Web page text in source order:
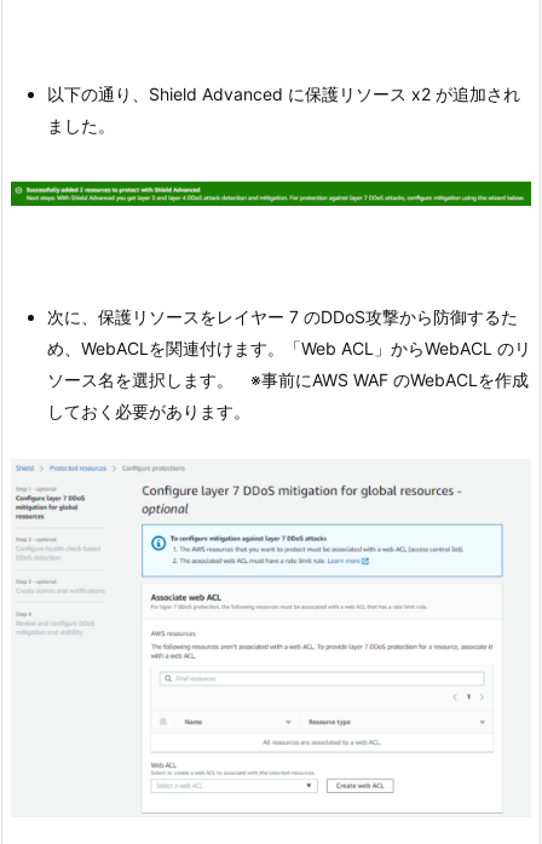
以下の通り、Shield Advanced に保護リソース x2 が追加され
ました。
次に、保護リソースをレイヤー 7 のDDoS攻撃から防御するた
め、WebACLを関連付けます。「Web ACL」からWebACL のリ
ソース名を選択します。 ※事前にAWS WAF のWebACLを作成
しておく必要があります。